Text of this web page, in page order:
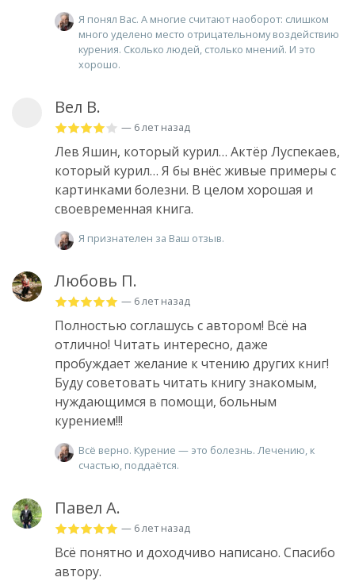
Я понял Вас. А многие считают наоборот: слишком
много уделено место отрицательному воздействию
курения. Сколько людей, столько мнений. И это
хорошо.
Вел В.
— 6 лет назад
Лев Яшин, который курил… Актёр Луспекаев,
который курил… Я бы внёс живые примеры с
картинками болезни. В целом хорошая и
своевременная книга.
Я признателен за Ваш отзыв.
Любовь П.
— 6 лет назад
Полностью соглашусь с автором! Всё на
отлично! Читать интересно, даже
пробуждает желание к чтению других книг!
Буду советовать читать книгу знакомым,
нуждающимся в помощи, больным
курением!!!
Всё верно. Курение — это болезнь. Лечению, к
счастью, поддаётся.
Павел А.
— 6 лет назад
Всё понятно и доходчиво написано. Спасибо
автору.